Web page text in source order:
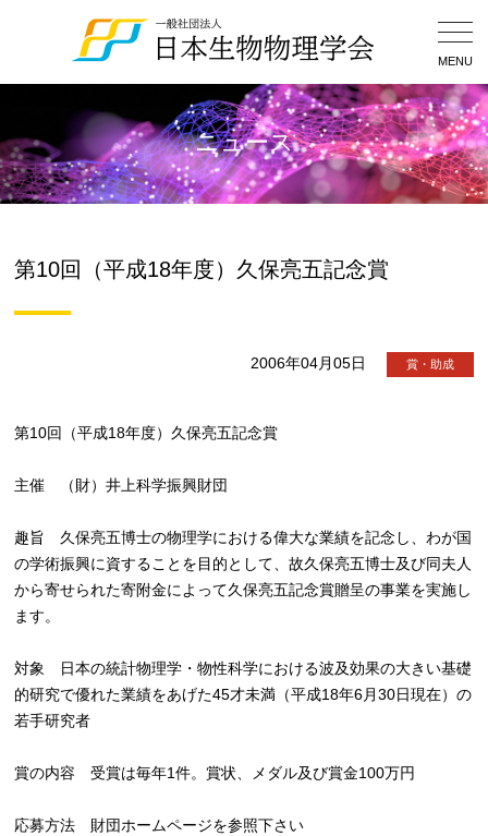
MENU
ニュース
第10回（平成18年度）久保亮五記念賞
2006年04月05日 賞・助成
第10回（平成18年度）久保亮五記念賞
主催 （財）井上科学振興財団
趣旨 久保亮五博士の物理学における偉大な業績を記念し、わが国
の学術振興に資することを目的として、故久保亮五博士及び同夫人
から寄せられた寄附金によって久保亮五記念賞贈呈の事業を実施し
ます。
対象 日本の統計物理学・物性科学における波及効果の大きい基礎
的研究で優れた業績をあげた45才未満（平成18年6月30日現在）の
若手研究者
賞の内容 受賞は毎年1件。賞状、メダル及び賞金100万円
応募方法 財団ホームページを参照下さい